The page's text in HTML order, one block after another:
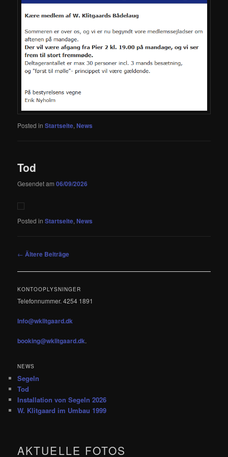
Posted in Startseite,News
Tod
Gesendet am06/09/2026
Posted in Startseite,News
Beitragsnavigation
← Ältere Beiträge
KONTOOPLYSNINGER
Telefonnummer. 4254 1891
Info@wklitgaard.dk
booking@wklitgaard.dk.
NEWS
Segeln
Tod
Installation von Segeln 2026
W. Klitgaard im Umbau 1999
AKTUELLE FOTOS